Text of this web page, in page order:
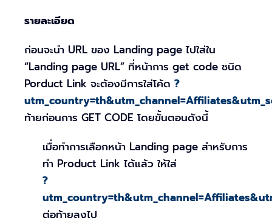
รายละเอียด
ก่อนจะนำ URL ของ Landing page ไปใส่ใน
“Landing page URL” ที่หน้าการ get code ชนิด
Porduct Link จะต้องมีการใส่โค้ด ?
ท้ายก่อนการ GET CODE โดยขั้นตอนดังนี้
เมื่อทำการเลือกหน้า Landing page สำหรับการ
ทำ Product Link ได้แล้ว ให้ใส่
?
ต่อท้ายลงไป